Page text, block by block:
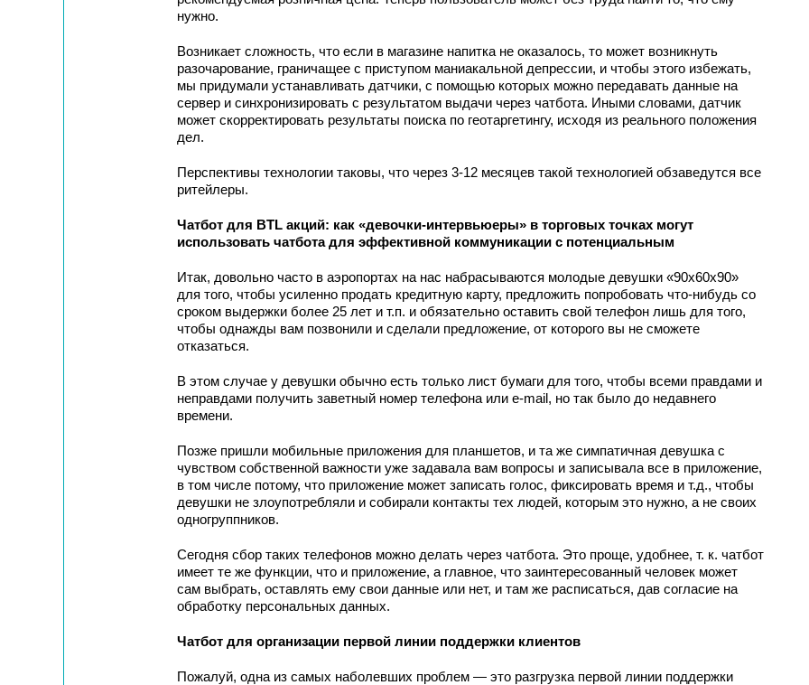
нужно.
Возникает сложность, что если в магазине напитка не оказалось, то может возникнуть
разочарование, граничащее с приступом маниакальной депрессии, и чтобы этого избежать,
мы придумали устанавливать датчики, с помощью которых можно передавать данные на
сервер и синхронизировать с результатом выдачи через чатбота. Иными словами, датчик
может скорректировать результаты поиска по геотаргетингу, исходя из реального положения
дел.
Перспективы технологии таковы, что через 3-12 месяцев такой технологией обзаведутся все
ритейлеры.
Чатбот для BTL акций: как «девочки-интервьюеры» в торговых точках могут
использовать чатбота для эффективной коммуникации с потенциальным
Итак, довольно часто в аэропортах на нас набрасываются молодые девушки «90х60х90»
для того, чтобы усиленно продать кредитную карту, предложить попробовать что-нибудь со
сроком выдержки более 25 лет и т.п. и обязательно оставить свой телефон лишь для того,
чтобы однажды вам позвонили и сделали предложение, от которого вы не сможете
отказаться.
В этом случае у девушки обычно есть только лист бумаги для того, чтобы всеми правдами и
неправдами получить заветный номер телефона или e-mail, но так было до недавнего
времени.
Позже пришли мобильные приложения для планшетов, и та же симпатичная девушка с
чувством собственной важности уже задавала вам вопросы и записывала все в приложение,
в том числе потому, что приложение может записать голос, фиксировать время и т.д., чтобы
девушки не злоупотребляли и собирали контакты тех людей, которым это нужно, а не своих
одногруппников.
Сегодня сбор таких телефонов можно делать через чатбота. Это проще, удобнее, т. к. чатбот
имеет те же функции, что и приложение, а главное, что заинтересованный человек может
сам выбрать, оставлять ему свои данные или нет, и там же расписаться, дав согласие на
обработку персональных данных.
Чатбот для организации первой линии поддержки клиентов
Пожалуй, одна из самых наболевших проблем — это разгрузка первой линии поддержки